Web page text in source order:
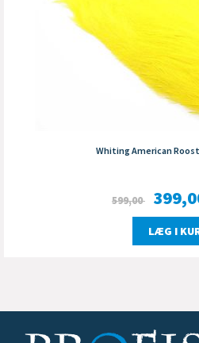
Whiting American
599,00
LÆG I